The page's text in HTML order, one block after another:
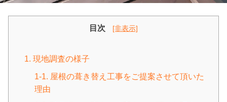
目次 [非表示]
1. 現地調査の様子
1-1. 屋根の葺き替え工事をご提案させて頂いた
理由